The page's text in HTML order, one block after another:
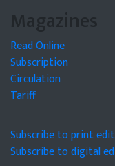
Magazines
Read Online
Subscription
Circulation
Tariff
Subscribe to print
Subscribe to digital